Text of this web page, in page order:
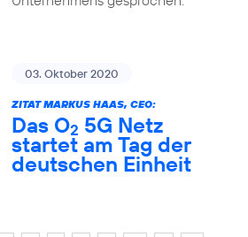
03. Oktober 2020
ZITAT MARKUS HAAS, CEO:
Das O2 5G Netz
startet am Tag der
deutschen Einheit